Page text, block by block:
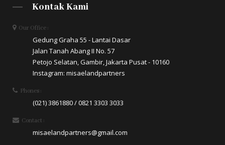
Kontak Kami
Our Office :
Gedung Graha 55 - Lantai Dasar
Jalan Tanah Abang II No. 57
Petojo Selatan, Gambir, Jakarta Pusat - 10160
Instagram: misaelandpartners
Phones :
(021) 3861880 / 0821 3303 3033
Contact :
misaelandpartners@gmail.com